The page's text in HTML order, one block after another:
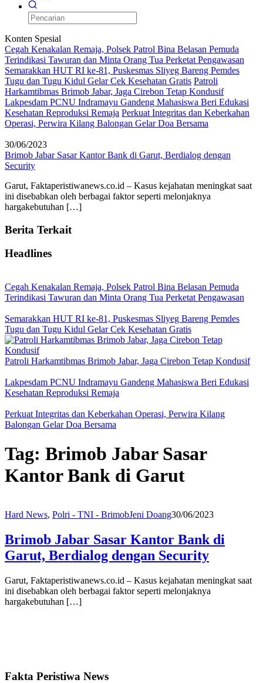
Konten Spesial
Cegah Kenakalan Remaja, Polsek Patrol Bina Belasan Pemuda
Terindikasi Tawuran dan Minta Orang Tua Perketat Pengawasan
Semarakkan HUT RI ke-81, Puskesmas Sliyeg Bareng Pemdes
Tugu dan Tugu Kidul Gelar Cek Kesehatan Gratis Patroli
Harkamtibmas Brimob Jabar, Jaga Cirebon Tetap Kondusif
Lakpesdam PCNU Indramayu Gandeng Mahasiswa Beri Edukasi
Kesehatan Reproduksi Remaja Perkuat Integritas dan Keberkahan
Operasi, Perwira Kilang Balongan Gelar Doa Bersama
30/06/2023
Brimob Jabar Sasar Kantor Bank di Garut, Berdialog dengan
Security
Garut, Faktaperistiwanews.co.id – Kasus kejahatan meningkat saat
ini disebabkan oleh berbagai faktor seperti melonjaknya
hargakebutuhan […]
Berita Terkait
Headlines
Cegah Kenakalan Remaja, Polsek Patrol Bina Belasan Pemuda
Terindikasi Tawuran dan Minta Orang Tua Perketat Pengawasan
Semarakkan HUT RI ke-81, Puskesmas Sliyeg Bareng Pemdes
Tugu dan Tugu Kidul Gelar Cek Kesehatan Gratis
Patroli Harkamtibmas Brimob Jabar, Jaga Cirebon Tetap Kondusif
Lakpesdam PCNU Indramayu Gandeng Mahasiswa Beri Edukasi
Kesehatan Reproduksi Remaja
Perkuat Integritas dan Keberkahan Operasi, Perwira Kilang
Balongan Gelar Doa Bersama
Tag: Brimob Jabar Sasar
Kantor Bank di Garut
Hard News, Polri - TNI - BrimobJeni Doang30/06/2023
Brimob Jabar Sasar Kantor Bank di
Garut, Berdialog dengan Security
Garut, Faktaperistiwanews.co.id – Kasus kejahatan meningkat saat
ini disebabkan oleh berbagai faktor seperti melonjaknya
hargakebutuhan […]
Fakta Peristiwa News